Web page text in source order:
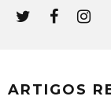
ARTIGOS